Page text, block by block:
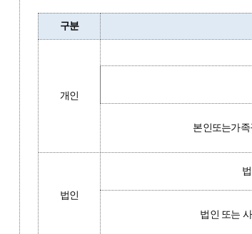
구분
개인
본인또는가
법인
법인 또는